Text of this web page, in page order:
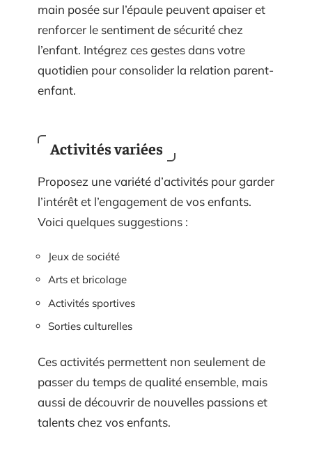
main posée sur l’épaule peuvent apaiser et
renforcer le sentiment de sécurité chez
l’enfant. Intégrez ces gestes dans votre
quotidien pour consolider la relation parent-
enfant.
Activités variées
Proposez une variété d’activités pour garder
l’intérêt et l’engagement de vos enfants.
Voici quelques suggestions :
Jeux de société
Arts et bricolage
Activités sportives
Sorties culturelles
Ces activités permettent non seulement de
passer du temps de qualité ensemble, mais
aussi de découvrir de nouvelles passions et
talents chez vos enfants.